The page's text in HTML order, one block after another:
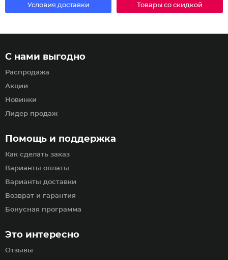
Условия доставки Товары со скидкой
Помощь и поддержка
Как сделать заказ
Варианты оплаты
Варианты доставки
Возврат и гарантия
Бонусная программа
С нами выгодно
Распродажа
Акции
Новинки
Лидер продаж
Это интересно
Отзывы